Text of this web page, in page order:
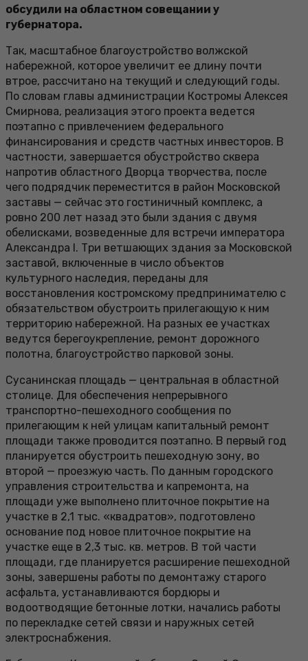
обсудили на областном совещании у
губернатора.
Так, масштабное благоустройство волжской
набережной, которое увеличит ее длину почти
втрое, рассчитано на текущий и следующий годы.
По словам главы администрации Костромы Алексея
Смирнова, реализация этого проекта ведется
поэтапно с привлечением федерального
финансирования и средств частных инвесторов. В
частности, завершается обустройство сквера
напротив областного Дворца творчества, после
чего подрядчик переместится в район Московской
заставы — сейчас это гостиничный комплекс, а
ровно 200 лет назад это были здания с двумя
обелисками, возведенные для встречи императора
Александра I. Три ветшающих здания за Московской
заставой, включенные в число объектов
культурного наследия, переданы для
восстановления костромскому предпринимателю с
обязательством обустроить прилегающую к ним
территорию набережной. На разных ее участках
ведутся берегоукрепление, ремонт дорожного
полотна, благоустройство парковой зоны.
Сусанинская площадь — центральная в областной
столице. Для обеспечения непрерывного
транспортно-пешеходного сообщения по
прилегающим к ней улицам капитальный ремонт
площади также проводится поэтапно. В первый год
планируется обустроить пешеходную зону, во
второй — проезжую часть. По данным городского
управления строительства и капремонта, на
площади уже выполнено плиточное покрытие на
участке в 2,1 тыс. «квадратов», подготовлено
основание под новое плиточное покрытие на
участке еще в 2,3 тыс. кв. метров. В той части
площади, где планируется расширение пешеходной
зоны, завершены работы по демонтажу старого
асфальта, устанавливаются бордюры и
водоотводящие бетонные лотки, начались работы
по перекладке сетей связи и наружных сетей
электроснабжения.